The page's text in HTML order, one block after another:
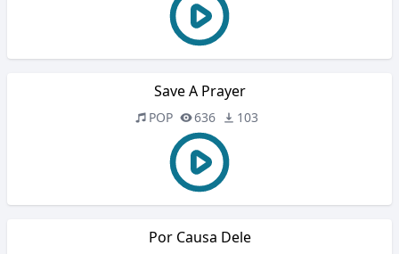
Save A Prayer
POP 636 103
Por Causa Dele